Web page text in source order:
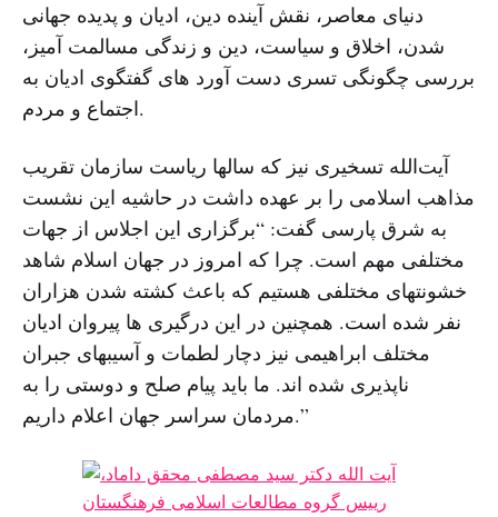
دنیای معاصر، نقش آینده دین، ادیان و پدیده جهانی
شدن، اخلاق و سیاست، دین و زندگی مسالمت آمیز،
بررسی چگونگی تسری دست آورد های گفتگوی ادیان به
اجتماع و مردم.
آیت‌الله تسخیری نیز که سالها ریاست سازمان تقریب
مذاهب اسلامی را بر عهده داشت در حاشیه این نشست
به شرق پارسی گفت: “برگزاری این اجلاس از جهات
مختلفی مهم است. چرا که امروز در جهان اسلام شاهد
خشونتهای مختلفی هستیم که باعث کشته شدن هزاران
نفر شده است. همچنین در این درگیری ها پیروان ادیان
مختلف ابراهیمی نیز دچار لطمات و آسیبهای جبران
ناپذیری شده اند. ما باید پیام صلح و دوستی را به
مردمان سراسر جهان اعلام داریم.”